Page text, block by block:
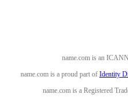
name.com is an
name.com is a proud part of Identity
name.com is a Registered